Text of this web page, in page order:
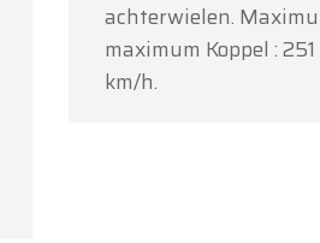
achterwielen.
maximum Koppel :
km/h.